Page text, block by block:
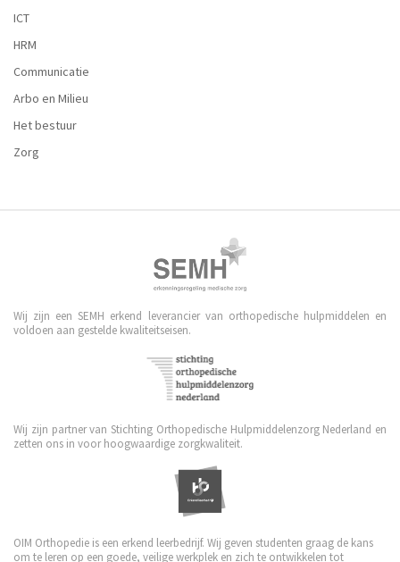
ICT
HRM
Communicatie
Arbo en Milieu
Het bestuur
Zorg
Wij zijn een SEMH erkend leverancier van orthopedische hulpmiddelen en
voldoen aan gestelde kwaliteitseisen.
Wij zijn partner van Stichting Orthopedische Hulpmiddelenzorg Nederland en
zetten ons in voor hoogwaardige zorgkwaliteit.
OIM Orthopedie is een erkend leerbedrijf. Wij geven studenten graag de kans
om te leren op een goede, veilige werkplek en zich te ontwikkelen tot